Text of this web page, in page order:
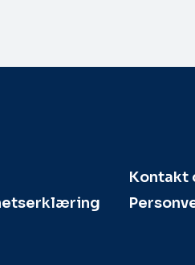
Kontakt